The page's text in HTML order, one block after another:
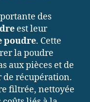
des
est leur
poudre. Cette
la poudre
aux pièces et de
récupération.
filtrée, nettoyée